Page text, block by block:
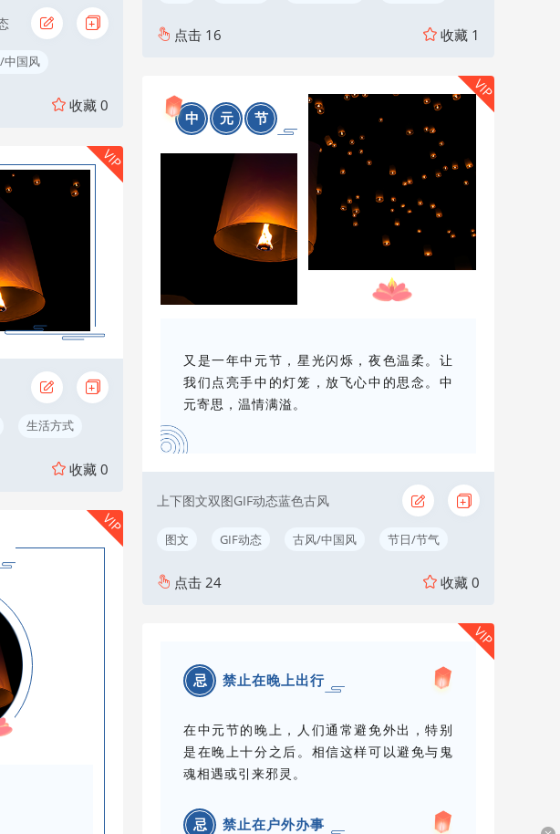
中国风
收藏 0
生活方式
收藏 0
VIP
VIP
点击 16 收藏 1
中 元 节
又是一年中元节，星光闪烁，夜色温柔。让
我们点亮手中的灯笼，放飞心中的思念。中
元寄思，温情满溢。
上下图文双图GIF动态蓝色古风
图文 GIF动态 古风/中国风 节日/节气
点击 24 收藏 0
VIP
忌 禁止在晚上出行
在中元节的晚上，人们通常避免外出，特别
是在晚上十分之后。相信这样可以避免与鬼
魂相遇或引来邪灵。
忌 禁止在户外办事
VIP